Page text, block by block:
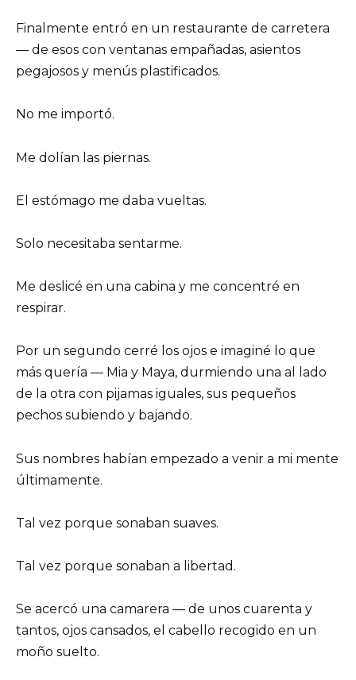
Finalmente entró en un restaurante de carretera
— de esos con ventanas empañadas, asientos
pegajosos y menús plastificados.
No me importó.
Me dolían las piernas.
El estómago me daba vueltas.
Solo necesitaba sentarme.
Me deslicé en una cabina y me concentré en
respirar.
Por un segundo cerré los ojos e imaginé lo que
más quería — Mia y Maya, durmiendo una al lado
de la otra con pijamas iguales, sus pequeños
pechos subiendo y bajando.
Sus nombres habían empezado a venir a mi mente
últimamente.
Tal vez porque sonaban suaves.
Tal vez porque sonaban a libertad.
Se acercó una camarera — de unos cuarenta y
tantos, ojos cansados, el cabello recogido en un
moño suelto.